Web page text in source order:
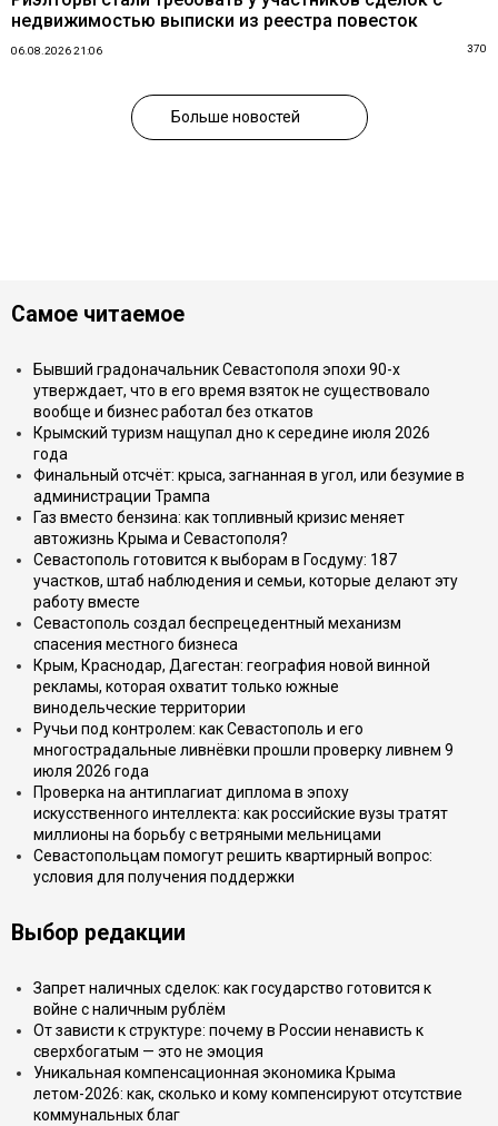
недвижимостью выписки из реестра повесток
06.08.2026 21:06 370
Больше новостей
Самое читаемое
Бывший градоначальник Севастополя эпохи 90-х
утверждает, что в его время взяток не существовало
вообще и бизнес работал без откатов
Крымский туризм нащупал дно к середине июля 2026
года
Финальный отсчёт: крыса, загнанная в угол, или безумие в
администрации Трампа
Газ вместо бензина: как топливный кризис меняет
автожизнь Крыма и Севастополя?
Севастополь готовится к выборам в Госдуму: 187
участков, штаб наблюдения и семьи, которые делают эту
работу вместе
Севастополь создал беспрецедентный механизм
спасения местного бизнеса
Крым, Краснодар, Дагестан: география новой винной
рекламы, которая охватит только южные
винодельческие территории
Ручьи под контролем: как Севастополь и его
многострадальные ливнёвки прошли проверку ливнем 9
июля 2026 года
Проверка на антиплагиат диплома в эпоху
искусственного интеллекта: как российские вузы тратят
миллионы на борьбу с ветряными мельницами
Севастопольцам помогут решить квартирный вопрос:
условия для получения поддержки
Выбор редакции
Запрет наличных сделок: как государство готовится к
войне с наличным рублём
От зависти к структуре: почему в России ненависть к
сверхбогатым — это не эмоция
Уникальная компенсационная экономика Крыма
летом-2026: как, сколько и кому компенсируют отсутствие
коммунальных благ